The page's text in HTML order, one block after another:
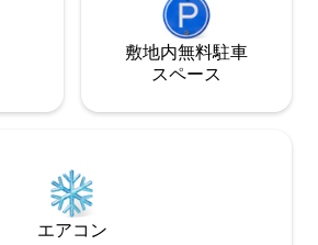
敷地内無料駐⁠車
ス⁠ペ⁠ー⁠ス
エアコン